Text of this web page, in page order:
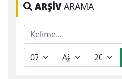
ARŞİVARAMA